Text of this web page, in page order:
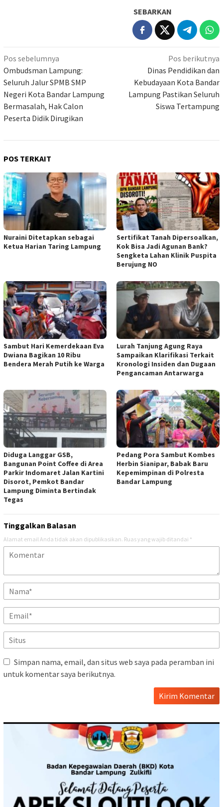
SEBARKAN
Navigasi
pos
Pos sebelumnya
Ombudsman Lampung:
Seluruh Jalur SPMB SMP
Negeri Kota Bandar Lampung
Bermasalah, Hak Calon
Peserta Didik Dirugikan
Pos berikutnya
Dinas Pendidikan dan
Kebudayaan Kota Bandar
Lampung Pastikan Seluruh
Siswa Tertampung
POS TERKAIT
‎Nuraini Ditetapkan sebagai
Ketua Harian Taring Lampung
Sertifikat Tanah Dipersoalkan,
Kok Bisa Jadi Agunan Bank?
Sengketa Lahan Klinik Puspita
Berujung NO
Sambut Hari Kemerdekaan Eva
Dwiana Bagikan 10 Ribu
Bendera Merah Putih ke Warga
Lurah Tanjung Agung Raya
Sampaikan Klarifikasi Terkait
Kronologi Insiden dan Dugaan
Pengancaman Antarwarga
Diduga Langgar GSB,
Bangunan Point Coffee di Area
Parkir Indomaret Jalan Kartini
Disorot, Pemkot Bandar
Lampung Diminta Bertindak
Tegas
Pedang Pora Sambut Kombes
Herbin Sianipar, Babak Baru
Kepemimpinan di Polresta
Bandar Lampung
Tinggalkan Balasan
Alamat email Anda tidak akan dipublikasikan. Ruas yang wajib ditandai *
Simpan nama, email, dan situs web saya pada peramban ini
untuk komentar saya berikutnya.